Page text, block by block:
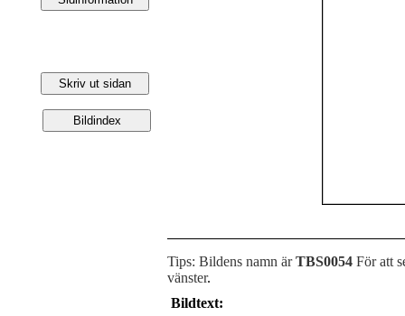
Tips: Bildens namn ärTBS0054 För att
vänster.
Bildtext: